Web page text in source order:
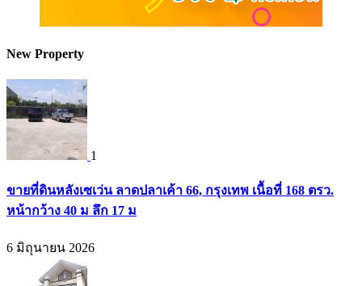
New Property
1
ขายที่ดินหลังเซเว่น ลาดปลาเค้า 66, กรุงเทพ เนื้อที่ 168 ตรว.
หน้ากว้าง 40 ม ลึก 17 ม
6 มิถุนายน 2026